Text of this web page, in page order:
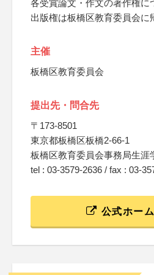
各受賞論文・作文の著作権に
出版権は板橋区教育委員会に
主催
板橋区教育委員会
提出先・問合先
〒173-8501
東京都板橋区板橋2-66-1
板橋区教育委員会事務局生涯
tel : 03-3579-2636 / fax : 03-
公式ホー